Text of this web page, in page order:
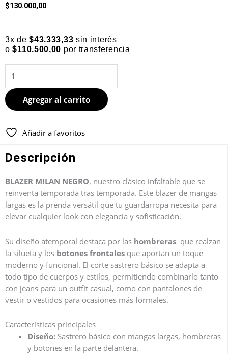
$130.000,00
3x de$43.333,33 sin interés
o$110.500,00 por transferencia
MILAN
NEGRO
cantidad
Agregar al carrito
Añadir a favoritos
Descripción
BLAZER MILAN NEGRO, nuestro clásico infaltable que se
reinventa temporada tras temporada. Este blazer de mangas
largas es la prenda versátil que tu guardarropa necesita para
elevar cualquier look con elegancia y sofisticación.
Su diseño atemporal destaca por las hombreras que realzan
la silueta y los botones frontales que aportan un toque
moderno y funcional. El corte sastrero básico se adapta a
todo tipo de cuerpos y estilos, permitiendo combinarlo tanto
con jeans para un outfit casual, como con pantalones de
vestir o vestidos para ocasiones más formales.
Características principales
Diseño:Sastrero básico con mangas largas, hombreras
y botones en la parte delantera.